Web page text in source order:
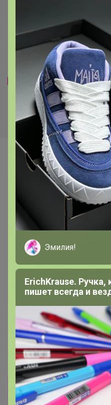
Дата обжарки 08.07.2026
2 320р
Кофе Бразилия Сантос 17/18
(шоколадное парфе с
ореховым кремом) 1000г,
Зерно
Самые
1 480р
Кофе Бленд Континенталь
(Попкорн с карамелью)
1000г, Зерно
Информация о
лишь членам
Эмилия!
ErichKrause. Ручка,
пишет всегда и